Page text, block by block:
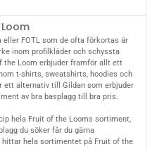
eller FOTL som de ofta förkortas är
inom profilkläder och schyssta
the Loom erbjuder framför allt ett
t-shirts, sweatshirts, hoodies och
ett alternativ till Gildan som erbjuder
av bra basplagg till bra pris.
hela Fruit of the Looms sortiment,
du söker får du gärna
hittar hela sortimentet på Fruit of the